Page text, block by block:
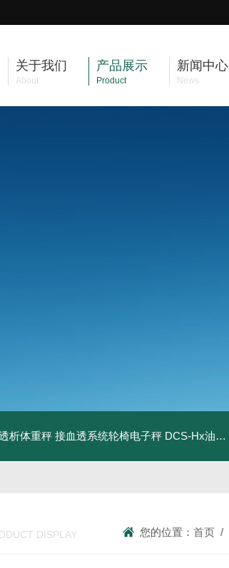
关于我们
About
产品展示
Product
新闻中心
News
析体重秤 接血透系统轮椅电子秤 DCS-Hx油桶搬运车电子秤 上海350kg防爆倒桶称
DISPLAY 您的位置：首页 /